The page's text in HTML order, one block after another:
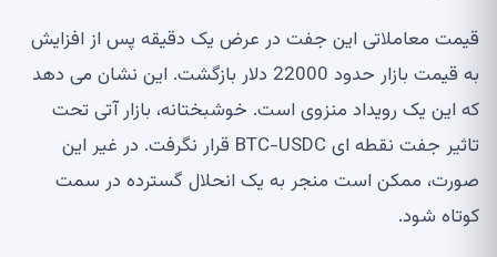
قیمت معاملاتی این جفت در عرض یک دقیقه پس از افزایش
به قیمت بازار حدود 22000 دلار بازگشت. این نشان می دهد
که این یک رویداد منزوی است. خوشبختانه، بازار آتی تحت
تاثیر جفت نقطه ای BTC-USDC قرار نگرفت. در غیر این
صورت، ممکن است منجر به یک انحلال گسترده در سمت
کوتاه شود.